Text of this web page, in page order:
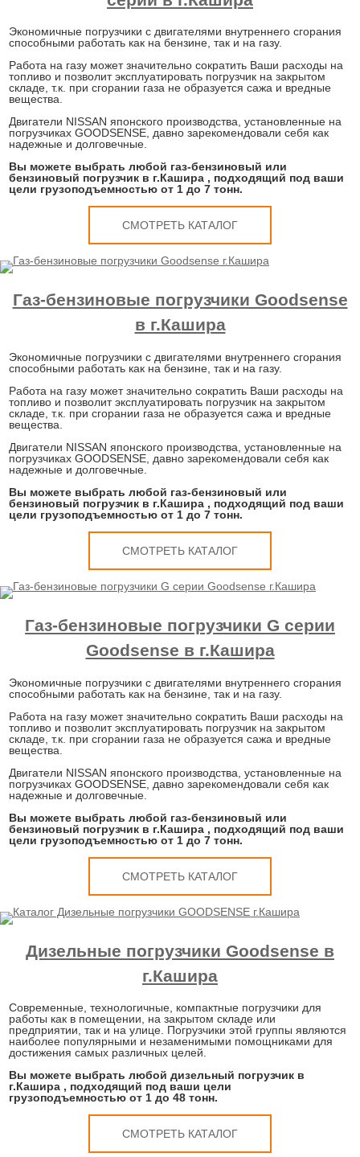
Экономичные погрузчики с двигателями внутреннего сгорания
способными работать как на бензине, так и на газу.
Работа на газу может значительно сократить Ваши расходы на
топливо и позволит эксплуатировать погрузчик на закрытом
складе, т.к. при сгорании газа не образуется сажа и вредные
вещества.
Двигатели NISSAN японского производства, установленные на
погрузчиках GOODSENSE, давно зарекомендовали себя как
надежные и долговечные.
Вы можете выбрать любой газ-бензиновый или
бензиновый погрузчик в г.Кашира , подходящий под ваши
цели грузоподъемностью от 1 до 7 тонн.
СМОТРЕТЬ КАТАЛОГ
Газ-бензиновые погрузчики Goodsense
в г.Кашира
Экономичные погрузчики с двигателями внутреннего сгорания
способными работать как на бензине, так и на газу.
Работа на газу может значительно сократить Ваши расходы на
топливо и позволит эксплуатировать погрузчик на закрытом
складе, т.к. при сгорании газа не образуется сажа и вредные
вещества.
Двигатели NISSAN японского производства, установленные на
погрузчиках GOODSENSE, давно зарекомендовали себя как
надежные и долговечные.
Вы можете выбрать любой газ-бензиновый или
бензиновый погрузчик в г.Кашира , подходящий под ваши
цели грузоподъемностью от 1 до 7 тонн.
СМОТРЕТЬ КАТАЛОГ
Газ-бензиновые погрузчики G серии
Goodsense в г.Кашира
Экономичные погрузчики с двигателями внутреннего сгорания
способными работать как на бензине, так и на газу.
Работа на газу может значительно сократить Ваши расходы на
топливо и позволит эксплуатировать погрузчик на закрытом
складе, т.к. при сгорании газа не образуется сажа и вредные
вещества.
Двигатели NISSAN японского производства, установленные на
погрузчиках GOODSENSE, давно зарекомендовали себя как
надежные и долговечные.
Вы можете выбрать любой газ-бензиновый или
бензиновый погрузчик в г.Кашира , подходящий под ваши
цели грузоподъемностью от 1 до 7 тонн.
СМОТРЕТЬ КАТАЛОГ
Дизельные погрузчики Goodsense в
г.Кашира
Современные, технологичные, компактные погрузчики для
работы как в помещении, на закрытом складе или
предприятии, так и на улице. Погрузчики этой группы являются
наиболее популярными и незаменимыми помощниками для
достижения самых различных целей.
Вы можете выбрать любой дизельный погрузчик в
г.Кашира , подходящий под ваши цели
грузоподъемностью от 1 до 48 тонн.
СМОТРЕТЬ КАТАЛОГ